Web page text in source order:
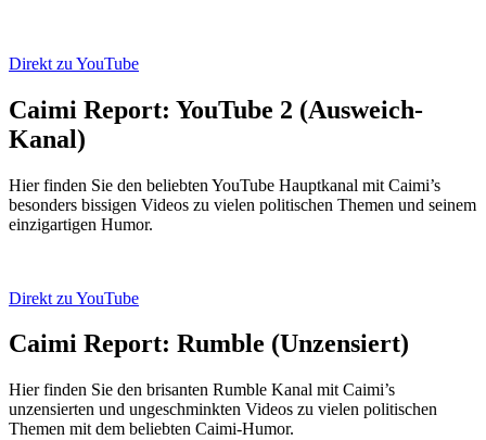
Direkt zu YouTube
Caimi Report: YouTube 2 (Ausweich-
Kanal)
Hier finden Sie den beliebten YouTube Hauptkanal mit Caimi’s
besonders bissigen Videos zu vielen politischen Themen und seinem
einzigartigen Humor.
Direkt zu YouTube
Caimi Report: Rumble (Unzensiert)
Hier finden Sie den brisanten Rumble Kanal mit Caimi’s
unzensierten und ungeschminkten Videos zu vielen politischen
Themen mit dem beliebten Caimi-Humor.